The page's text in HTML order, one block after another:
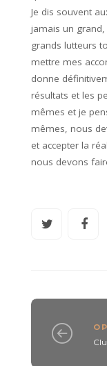
Je dis souvent
jamais un grand,
grands lutteurs
mettre mes
donne
résultats et les
mêmes et je
mêmes, nous
et accepter la
nous devons